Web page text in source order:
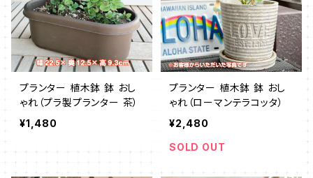
プランター 植木鉢 鉢 おし
ゃれ（プラ製プランター 茶）
¥1,480
プランター 植木鉢 鉢 おし
ゃれ（ローマンテラコッタ）
¥2,480
SOLD OUT